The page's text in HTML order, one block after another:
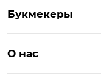
БК для ставок на
Бонус на депозит
Букмекеры
О нас